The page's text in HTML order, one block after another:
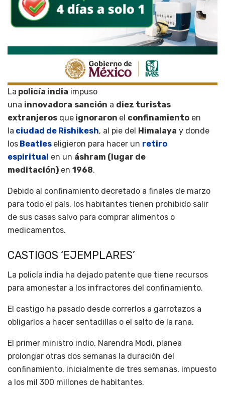
La policía india impuso
una innovadora sanción a diez turistas
extranjeros que ignoraron el confinamiento en
la ciudad de Rishikesh, al pie del Himalaya y donde
los Beatles eligieron para hacer un retiro
espiritual en un áshram (lugar de
meditación) en 1968.
Debido al confinamiento decretado a finales de marzo
para todo el país, los habitantes tienen prohibido salir
de sus casas salvo para comprar alimentos o
medicamentos.
CASTIGOS ‘EJEMPLARES’
La policía india ha dejado patente que tiene recursos
para amonestar a los infractores del confinamiento.
El castigo ha pasado desde correrlos a garrotazos a
obligarlos a hacer sentadillas o el salto de la rana.
El primer ministro indio, Narendra Modi, planea
prolongar otras dos semanas la duración del
confinamiento, inicialmente de tres semanas, impuesto
a los mil 300 millones de habitantes.